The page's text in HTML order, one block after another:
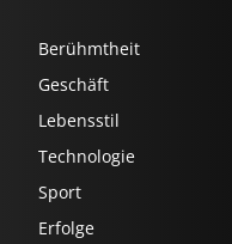
Berühmtheit
Geschäft
Lebensstil
Technologie
Sport
Erfolge